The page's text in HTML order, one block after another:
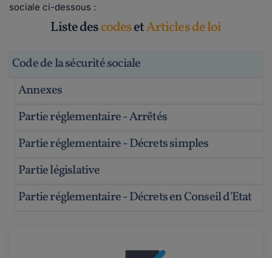
sociale ci-dessous :
Liste descodesetArticles de loi
Code de la sécurité sociale
Annexes
Partie réglementaire - Arrêtés
Partie réglementaire - Décrets simples
Partie législative
Partie réglementaire - Décrets en Conseil d'Etat